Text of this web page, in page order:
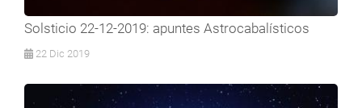
Solsticio 22-12-2019: apuntes Astrocabalísticos
22 Dic 2019